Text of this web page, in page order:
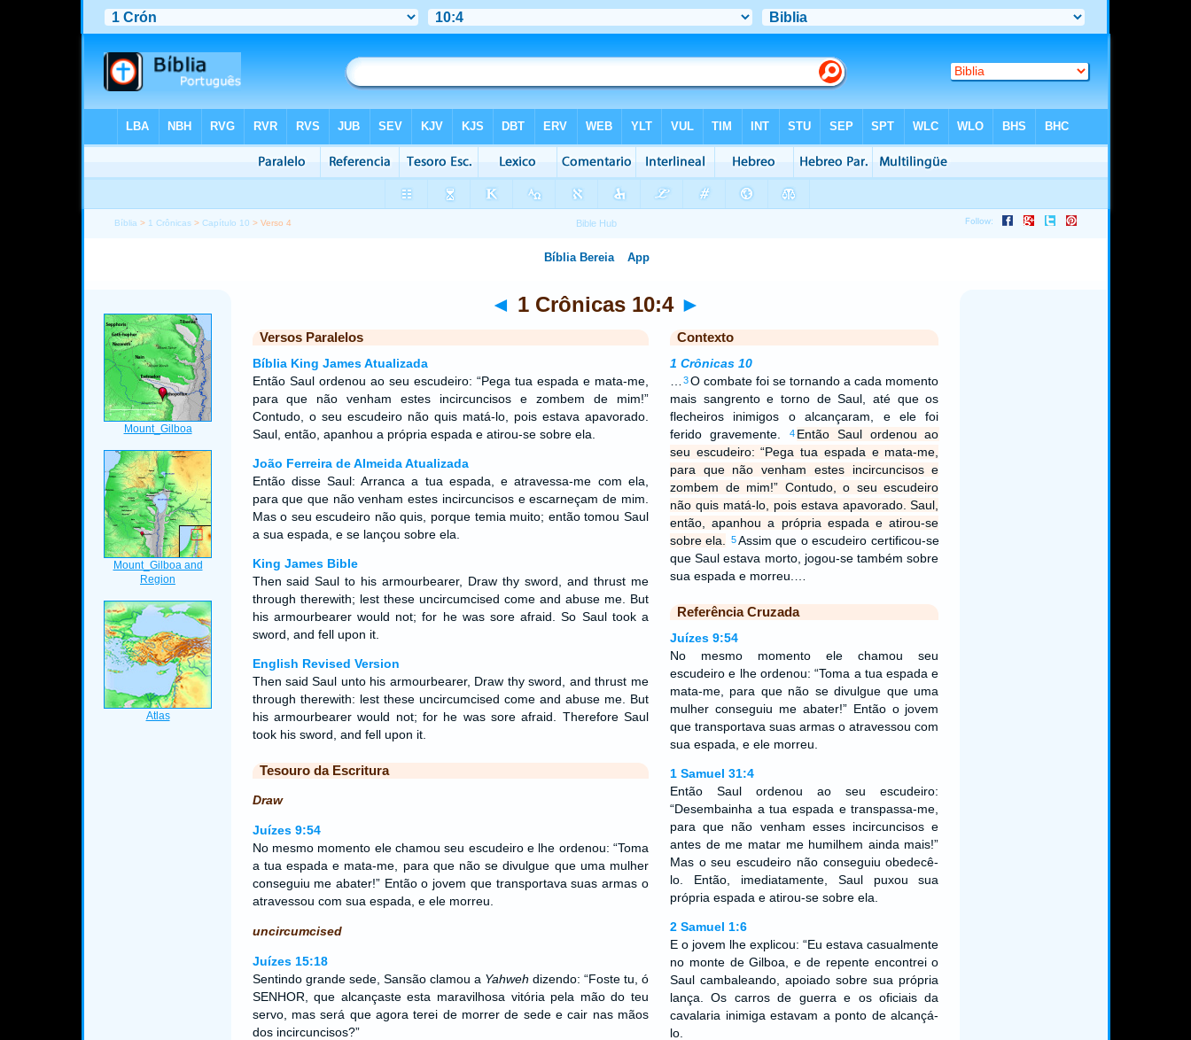
Bíblia > 1 Crônicas >Capítulo 10 > Verso 4
◄ 1 Crônicas 10:4 ►
Versos Paralelos
Bíblia King James Atualizada
Então Saul ordenou ao seu escudeiro: “Pega tua espada e mata-me,
para que não venham estes incircuncisos e zombem de mim!”
Contudo, o seu escudeiro não quis matá-lo, pois estava apavorado.
Saul, então, apanhou a própria espada e atirou-se sobre ela.
João Ferreira de Almeida Atualizada
Então disse Saul: Arranca a tua espada, e atravessa-me com ela,
para que que não venham estes incircuncisos e escarneçam de mim.
Mas o seu escudeiro não quis, porque temia muito; então tomou Saul
a sua espada, e se lançou sobre ela.
King James Bible
Then said Saul to his armourbearer, Draw thy sword, and thrust me
through therewith; lest these uncircumcised come and abuse me. But
his armourbearer would not; for he was sore afraid. So Saul took a
sword, and fell upon it.
English Revised Version
Then said Saul unto his armourbearer, Draw thy sword, and thrust me
through therewith: lest these uncircumcised come and abuse me. But
his armourbearer would not; for he was sore afraid. Therefore Saul
took his sword, and fell upon it.
Tesouro da Escritura
Draw
Juízes 9:54
No mesmo momento ele chamou seu escudeiro e lhe ordenou: “Toma
a tua espada e mata-me, para que não se divulgue que uma mulher
conseguiu me abater!” Então o jovem que transportava suas armas o
atravessou com sua espada, e ele morreu.
uncircumcised
Juízes 15:18
Sentindo grande sede, Sansão clamou a Yahweh dizendo: “Foste tu, ó
SENHOR, que alcançaste esta maravilhosa vitória pela mão do teu
servo, mas será que agora terei de morrer de sede e cair nas mãos
dos incircuncisos?”
Contexto
1 Crônicas 10
3O combate foi se tornando a cada momento
mais sangrento e torno de Saul, até que os
flecheiros inimigos o alcançaram, e ele foi
ferido gravemente.
4 Então Saul ordenou ao
seu escudeiro: “Pega tua espada e mata-me,
para que não venham estes incircuncisos e
zombem de mim!” Contudo, o seu escudeiro
não quis matá-lo, pois estava apavorado. Saul,
então, apanhou a própria espada e atirou-se
sobre ela.
5Assim que o escudeiro certificou-se
que Saul estava morto, jogou-se também sobre
sua espada e morreu.…
Referência Cruzada
Juízes 9:54
No mesmo momento ele chamou seu
escudeiro e lhe ordenou: “Toma a tua espada e
mata-me, para que não se divulgue que uma
mulher conseguiu me abater!” Então o jovem
que transportava suas armas o atravessou com
sua espada, e ele morreu.
1 Samuel 31:4
Então Saul ordenou ao seu escudeiro:
“Desembainha a tua espada e transpassa-me,
para que não venham esses incircuncisos e
antes de me matar me humilhem ainda mais!”
Mas o seu escudeiro não conseguiu obedecê-
lo. Então, imediatamente, Saul puxou sua
própria espada e atirou-se sobre ela.
2 Samuel 1:6
E o jovem lhe explicou: “Eu estava casualmente
no monte de Gilboa, e de repente encontrei o
Saul cambaleando, apoiado sobre sua própria
lança. Os carros de guerra e os oficiais da
cavalaria inimiga estavam a ponto de alcançá-
lo.